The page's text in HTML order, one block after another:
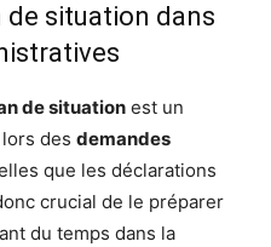
de situation dans
de situation est un
des demandes
que les déclarations
crucial de le préparer
du temps dans la